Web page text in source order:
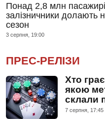
Понад 2,8 млн
залізничники долають
сезон
3 серпня, 19:00
ПРЕС-РЕЛІЗИ
Хто
якою
склали
7 серпня, 17:45